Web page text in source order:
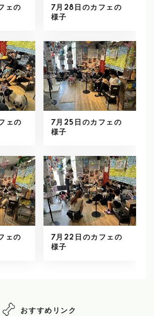
ェの
7月28日のカフェの
様子
ェの
7月25日のカフェの
様子
ェの
7月22日のカフェの
様子
おすすめリンク